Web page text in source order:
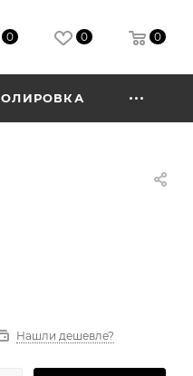
0 0 0
Нашли дешевле?